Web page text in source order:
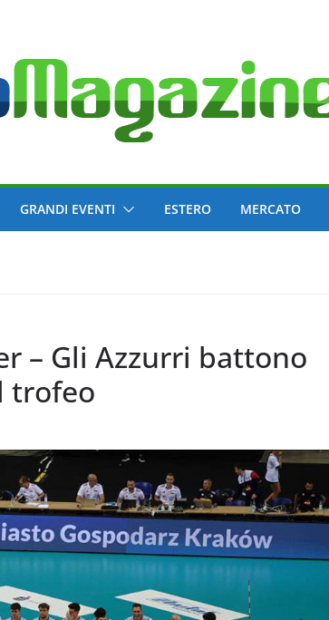
GRANDI EVENTI ESTERO MERCATO
– Gli Azzurri battono
trofeo